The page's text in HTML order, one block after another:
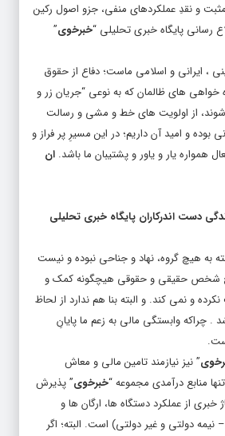
رسانی پایگاه خبری تحلیلی “خبرخوی”
، ایرانی و اسلامی ماست؛ دفاع از حقوق
خواهی های ظالمان که به نوعی “جریان زر و
شوند، از اولویت های خط و مشی و رسالت
و امید آن داریم؛ در این مسیرِ پر فراز و
همواره یار و یاور و پشتیبان ما باشد. ان
شخص حقیقی و حقوقی هیچگونه کمک و
و نمی کند. و البته بنا هم ندارد از لحاظ
. چراکه وابستگی مالی به زعم ما پایانِ
منابع درآمدی مجموعه “خبرخوی” پذیرش
خبری از عملکرد دستگاه ها، ارگان ها و
دولتی و غیر دولتی) است. البته؛ اگر
یارانه ای به جامعه مطبوعات بدهد،